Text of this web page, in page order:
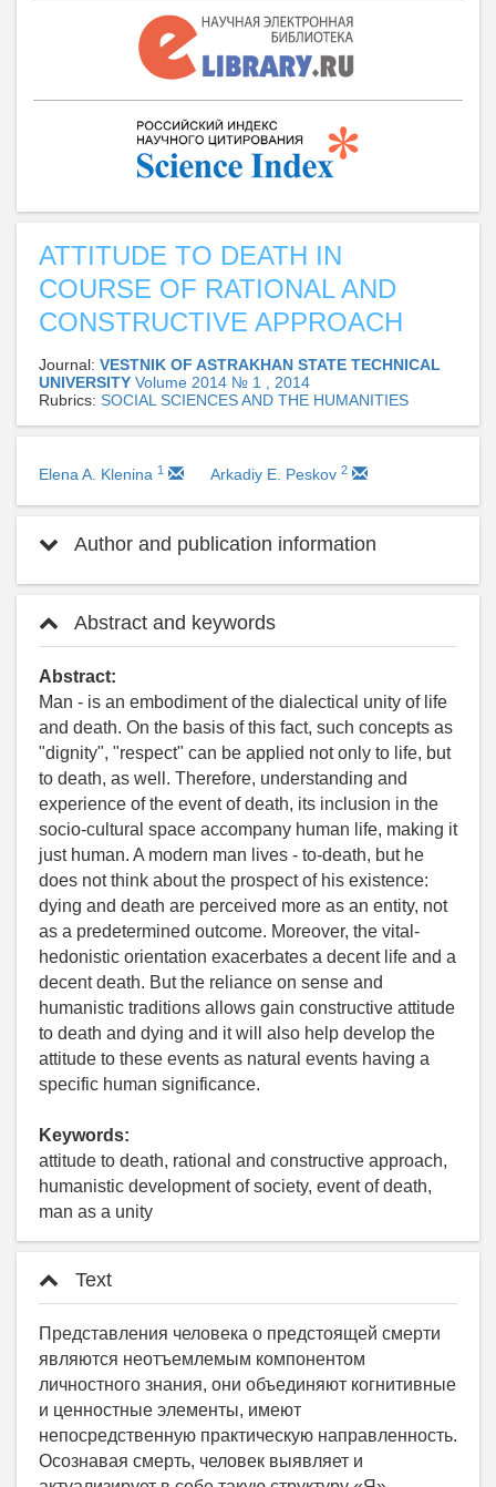
ATTITUDE TO DEATH IN
COURSE OF RATIONAL AND
CONSTRUCTIVE APPROACH
Journal: VESTNIK OF ASTRAKHAN STATE TECHNICAL
UNIVERSITY Volume 2014 № 1 , 2014
Rubrics: SOCIAL SCIENCES AND THE HUMANITIES
Elena A. Klenina 1 Arkadiy E. Peskov 2
Author and publication information
Abstract and keywords
Abstract:
Man - is an embodiment of the dialectical unity of life
and death. On the basis of this fact, such concepts as
"dignity", "respect" can be applied not only to life, but
to death, as well. Therefore, understanding and
experience of the event of death, its inclusion in the
socio-cultural space accompany human life, making it
just human. A modern man lives - to-death, but he
does not think about the prospect of his existence:
dying and death are perceived more as an entity, not
as a predetermined outcome. Moreover, the vital-
hedonistic orientation exacerbates a decent life and a
decent death. But the reliance on sense and
humanistic traditions allows gain constructive attitude
to death and dying and it will also help develop the
attitude to these events as natural events having a
specific human significance.
Keywords:
аttitude to death, rational and constructive approach,
humanistic development of society, event of death,
man as a unity
Text
Представления человека о предстоящей смерти
являются неотъемлемым компонентом
личностного знания, они объединяют когнитивные
и ценностные элементы, имеют
непосредственную практическую направленность.
Осознавая смерть, человек выявляет и